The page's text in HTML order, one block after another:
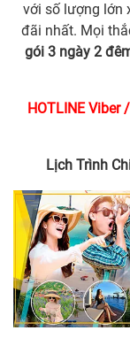
với số lượng lớn
đãi nhất. Mọi
gói 3 ngày 2
HOTLINE Viber
Lịch Trình